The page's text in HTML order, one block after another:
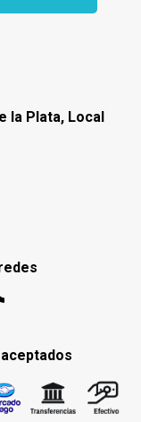
la Plata, Local